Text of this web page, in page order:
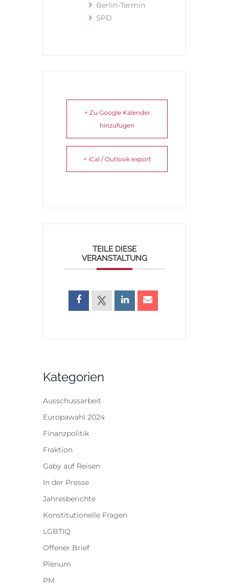
Berlin-Termin
SPD
+ Zu Google Kalender
hinzufügen
+ iCal / Outlook export
TEILE DIESE
VERANSTALTUNG
Kategorien
Ausschussarbeit
Europawahl 2024
Finanzpolitik
Fraktion
Gaby auf Reisen
In der Presse
Jahresberichte
Konstitutionelle Fragen
LGBTIQ
Offener Brief
Plenum
PM